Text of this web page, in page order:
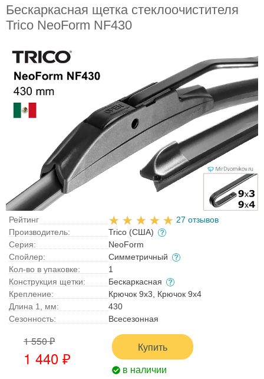
Бескаркасная щетка стеклоочистителя
Trico NeoForm NF430
Рейтинг
27 отзывов
Производитель:
Trico (США)
Серия:
NeoForm
Спойлер:
Симметричный
Кол-во в упаковке:
1
Конструкция щетки:
Бескаркасная
Крепление:
Крючок 9x3, Крючок 9x4
Длина 1, мм:
430
Сезонность:
Всесезонная
1 550 ₽
1 440 ₽
Купить
в наличии